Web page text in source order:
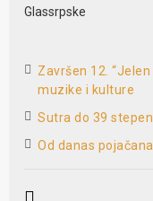
Glassrpske
Završen 12.
muzike i kulture
Sutra do 39
Od danas